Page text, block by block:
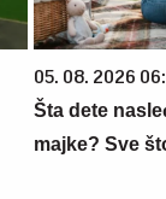
05. 08. 2026
Šta dete
majke? Sve